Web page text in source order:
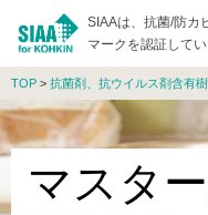
SIAAは、抗菌/防カ
マークを認証してい
TOP > 抗菌剤、抗ウイルス剤含有
マスタ